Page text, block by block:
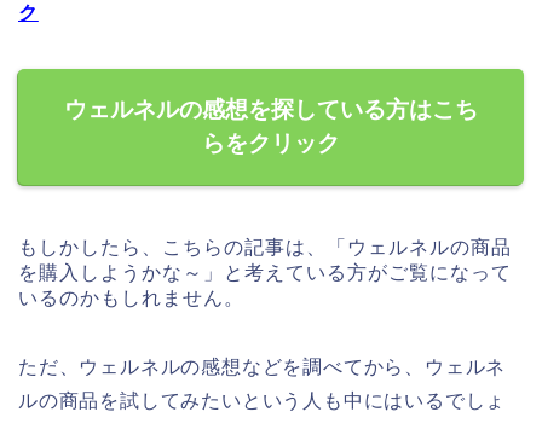
ク
ウェルネルの感想を探している方はこち
らをクリック
もしかしたら、こちらの記事は、「ウェルネルの商品
を購入しようかな～」と考えている方がご覧になって
いるのかもしれません。
ただ、ウェルネルの感想などを調べてから、ウェルネ
ルの商品を試してみたいという人も中にはいるでしょ